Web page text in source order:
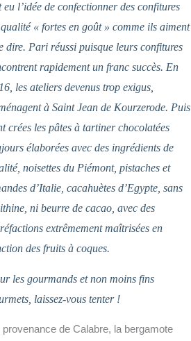
eu l’idée de confectionner des confitures
« fortes en goût » comme ils aiment
dire. Pari réussi puisque leurs confitures
rapidement un franc succès. En
les ateliers devenus trop exigus,
à Saint Jean de Kourzerode. Puis
crées les pâtes à tartiner chocolatées
élaborées avec des ingrédients de
noisettes du Piémont, pistaches et
d’Italie, cacahuètes d’Egypte, sans
ni beurre de cacao, avec des
extrêmement maîtrisées en
des fruits à coques.
les gourmands et non moins fins
laissez-vous tenter !
provenance de Calabre, la bergamote